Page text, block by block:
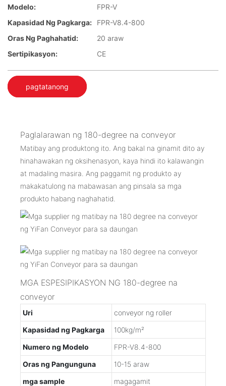
Modelo:
FPR-V
Kapasidad Ng Pagkarga:
FPR-V8.4-800
Oras Ng Paghahatid:
20 araw
Sertipikasyon:
CE
pagtatanong
Paglalarawan ng 180-degree na conveyor
Matibay ang produktong ito. Ang bakal na ginamit dito ay
hinahawakan ng oksihenasyon, kaya hindi ito kalawangin
at madaling masira. Ang paggamit ng produkto ay
makakatulong na mabawasan ang pinsala sa mga
produkto habang naghahatid.
MGA ESPESIPIKASYON NG 180-degree na
conveyor
Uri
conveyor ng roller
Kapasidad ng Pagkarga
100kg/m²
Numero ng Modelo
FPR-V8.4-800
Oras ng Pangunguna
10-15 araw
mga sample
magagamit